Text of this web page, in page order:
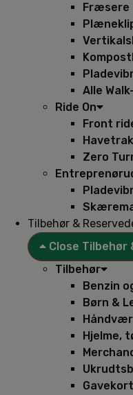
Fræsere
Alle
Ride On
Front
Zero
Tilbehør &
Close Tilbehør
Tilbehør
Benzin
Børn &
Hjelme,
Gavekort